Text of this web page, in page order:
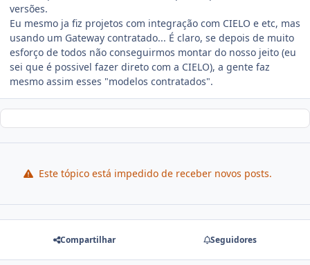
versões.
Eu mesmo ja fiz projetos com integração com CIELO e etc, mas
usando um Gateway contratado... É claro, se depois de muito
esforço de todos não conseguirmos montar do nosso jeito (eu
sei que é possivel fazer direto com a CIELO), a gente faz
mesmo assim esses "modelos contratados".
Este tópico está impedido de receber novos posts.
Compartilhar Seguidores